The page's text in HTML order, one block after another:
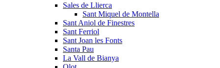
Sales de Llierca
Sant Miquel de Montella
Sant Aniol de Finestres
Sant Ferriol
Sant Joan les Fonts
Santa Pau
La Vall de Bianya